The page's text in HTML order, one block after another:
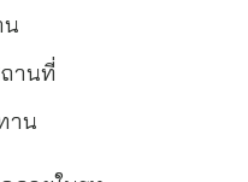
น
านที่
าน